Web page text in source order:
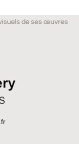
de ses œuvres